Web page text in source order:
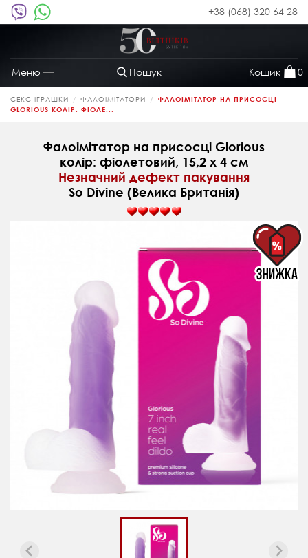
+38 (068) 320 64 28
Пошук Кошик 0
Меню
Toggle
navigation
СЕКС ІГРАШКИ ФАЛОІМІТАТОРИ
ФАЛОІМІТАТОР НА ПРИСОСЦІ
GLORIOUS КОЛІР: ФІОЛЕ...
Фалоімітатор на присосці Glorious
колір: фіолетовий, 15,2 х 4 см
Незначний дефект пакування
So Divine (Велика Британія)